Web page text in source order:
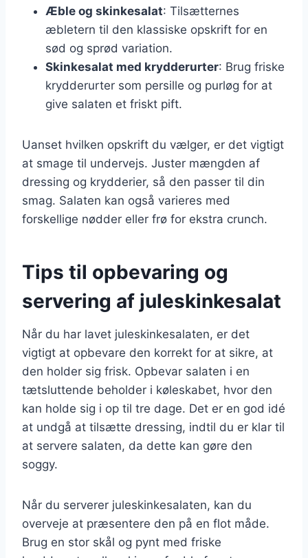
Æble og skinkesalat: Tilsætternes
æbletern til den klassiske opskrift for en
sød og sprød variation.
Skinkesalat med krydderurter: Brug friske
krydderurter som persille og purløg for at
give salaten et friskt pift.
Uanset hvilken opskrift du vælger, er det vigtigt
at smage til undervejs. Juster mængden af
dressing og krydderier, så den passer til din
smag. Salaten kan også varieres med
forskellige nødder eller frø for ekstra crunch.
Tips til opbevaring og
servering af juleskinkesalat
Når du har lavet juleskinkesalaten, er det
vigtigt at opbevare den korrekt for at sikre, at
den holder sig frisk. Opbevar salaten i en
tætsluttende beholder i køleskabet, hvor den
kan holde sig i op til tre dage. Det er en god idé
at undgå at tilsætte dressing, indtil du er klar til
at servere salaten, da dette kan gøre den
soggy.
Når du serverer juleskinkesalaten, kan du
overveje at præsentere den på en flot måde.
Brug en stor skål og pynt med friske